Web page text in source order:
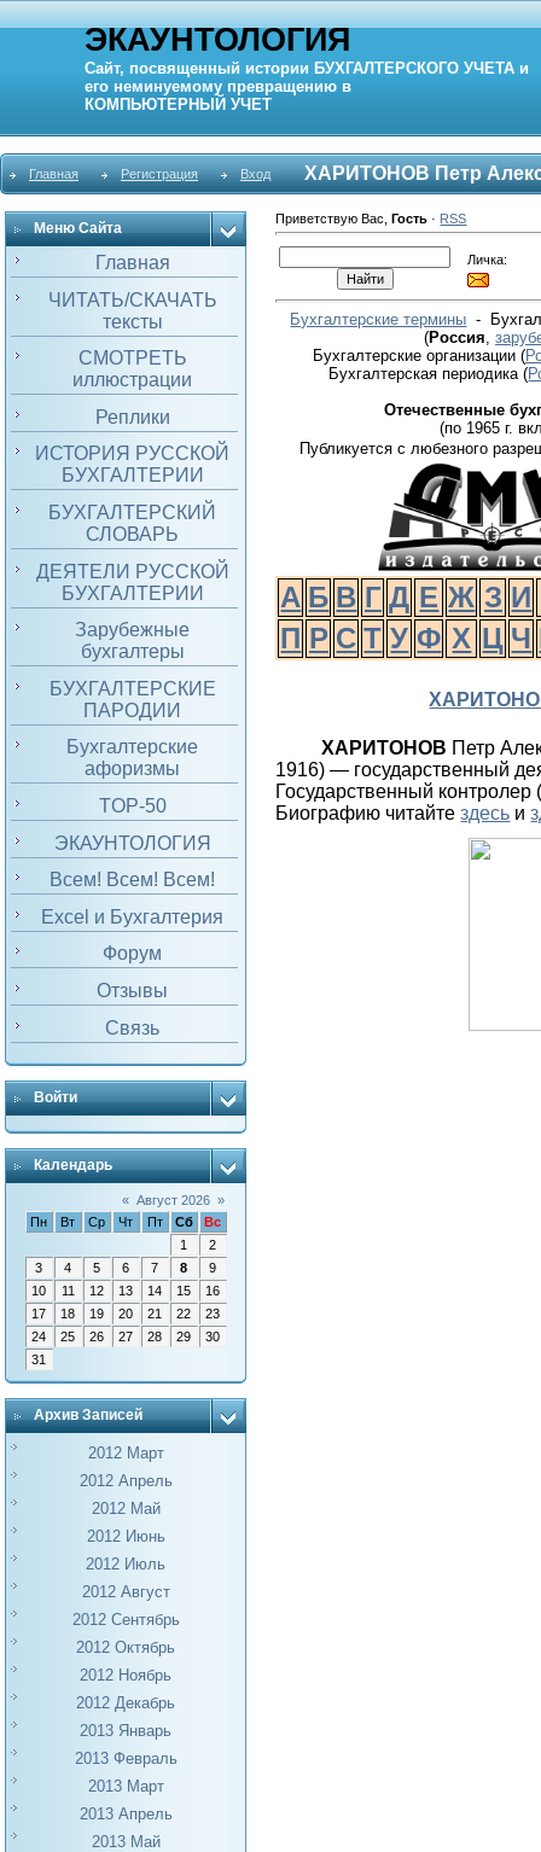
ЭКАУНТОЛОГИЯ
Сайт, посвященный истории БУХГАЛТЕРСКОГО УЧЕТА и
его неминуемому превращению в
КОМПЬЮТЕРНЫЙ УЧЕТ
Главная Регистрация Вход ХАРИТОНОВ Петр
Меню Сайта
Главная
ЧИТАТЬ/СКАЧАТЬ
тексты
СМОТРЕТЬ
иллюстрации
Реплики
ИСТОРИЯ РУССКОЙ
БУХГАЛТЕРИИ
БУХГАЛТЕРСКИЙ
СЛОВАРЬ
ДЕЯТЕЛИ РУССКОЙ
БУХГАЛТЕРИИ
Зарубежные
бухгалтеры
БУХГАЛТЕРСКИЕ
ПАРОДИИ
Бухгалтерские
афоризмы
TOP-50
ЭКАУНТОЛОГИЯ
Всем! Всем! Всем!
Excel и Бухгалтерия
Форум
Отзывы
Связь
Войти
Календарь
« Август 2026 »
Пн
Вт Ср Чт Пт Сб
Вс
1
2
3
4 5 6 7 8
9
10
11 12 13 14 15
16
17
18 19 20 21 22
23
24
25 26 27 28 29
30
31
Архив Записей
2012 Март
2012 Апрель
2012 Май
2012 Июнь
2012 Июль
2012 Август
2012 Сентябрь
2012 Октябрь
2012 Ноябрь
2012 Декабрь
2013 Январь
2013 Февраль
2013 Март
2013 Апрель
2013 Май
Приветствую Вас ,Гость · RSS
Личка:
Бухгалтерские термины -
(Россия
Бухгалтерские организации (
Бухгалтерская периодика(
Отечественные
(по 1965 г.
Публикуется с любезного
А Б В Г Д Е Ж З И
П Р С Т У Ф Х Ц Ч
ХАРИТОНОВ Петр
1916) — государственный
Государственный контролер
Биографию читайтездесь и